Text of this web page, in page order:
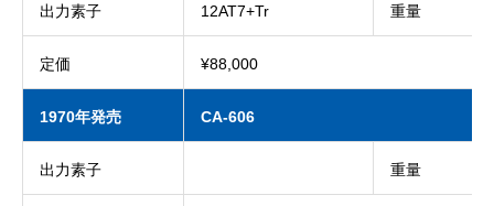
出力素子 12AT7+Tr 重量
定価 ¥88,000
1970年発売 CA-606
出力素子 重量